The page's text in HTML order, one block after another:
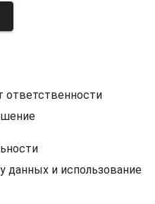
ответственности
данных и использование